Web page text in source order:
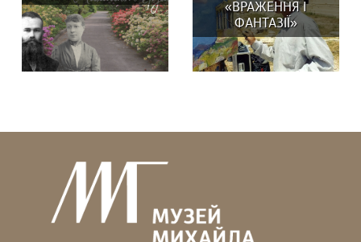
ВИСТАВКИ: 29 та 30
серпня о 14:00
Вистав(к)а...
У липні в музеї:
ВИСТАВКИ: Вистав(к)а
«СВОЇ/ЧУЖІ ЛЮДИ,...
Гадаєте, що Михайло
Грушевський усе життя
був “батьком...
«ВРАЖЕННЯ І
ФАНТАЗІЇ»